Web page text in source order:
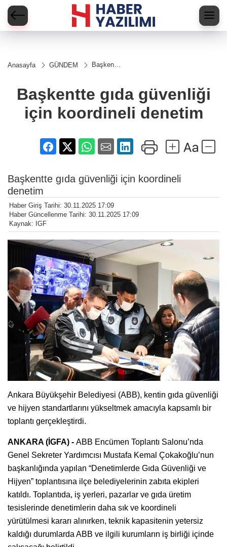
Anasayfa GÜNDEM
Başkentte
koordineli
denetim
Başkentte gıda güvenliği
için koordineli denetim
Başkentte gıda güvenliği için koordineli
denetim
Haber Giriş Tarihi: 30.11.2025 17:09
Haber Güncellenme Tarihi: 30.11.2025 17:09
Kaynak: IGF
Ankara Büyükşehir Belediyesi (ABB), kentin gıda güvenliği
ve hijyen standartlarını yükseltmek amacıyla kapsamlı bir
toplantı gerçekleştirdi.
ANKARA (İGFA) - ABB Encümen Toplantı Salonu’nda
Genel Sekreter Yardımcısı Mustafa Kemal Çokakoğlu’nun
başkanlığında yapılan “Denetimlerde Gıda Güvenliği ve
Hijyen” toplantısına ilçe belediyelerinin zabıta ekipleri
katıldı. Toplantıda, iş yerleri, pazarlar ve gıda üretim
tesislerinde denetimlerin daha sık ve koordineli
yürütülmesi kararı alınırken, teknik kapasitenin yetersiz
kaldığı durumlarda ABB ve ilgili kurumların iş birliği içinde